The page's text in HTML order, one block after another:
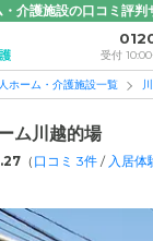
介護施設の口コミ評判
受付
ホーム・介護施設一覧
ム川越的場
（ 口コミ 3件 /入居体